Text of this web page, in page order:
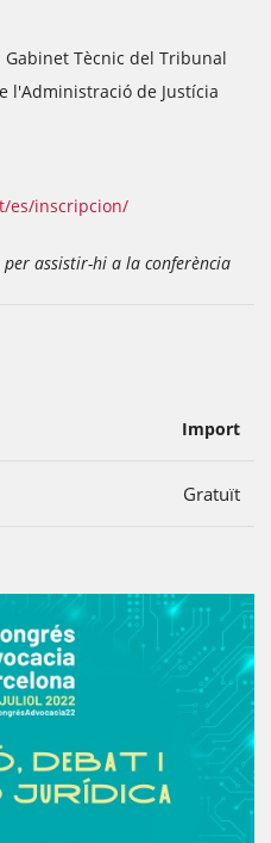
Tècnic del Tribunal
l'Administració de Justícia
es/inscripcion/
assistir-hi a la conferència
Import
Gratuït